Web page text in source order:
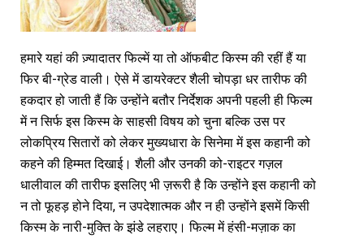
हमारे यहां की ज़्यादातर फिल्में या तो ऑफबीट किस्म की रहीं हैं या
फिर बी-ग्रेड वाली। ऐसे में डायरेक्टर शैली चोपड़ा धर तारीफ की
हकदार हो जाती हैं कि उन्होंने बतौर निर्देशक अपनी पहली ही फिल्म
में न सिर्फ इस किस्म के साहसी विषय को चुना बल्कि उस पर
लोकप्रिय सितारों को लेकर मुख्यधारा के सिनेमा में इस कहानी को
कहने की हिम्मत दिखाई। शैली और उनकी को-राइटर गज़ल
धालीवाल की तारीफ इसलिए भी ज़रूरी है कि उन्होंने इस कहानी को
न तो फूहड़ होने दिया, न उपदेशात्मक और न ही उन्होंने इसमें किसी
किस्म के नारी-मुक्ति के झंडे लहराए। फिल्म में हंसी-मज़ाक का